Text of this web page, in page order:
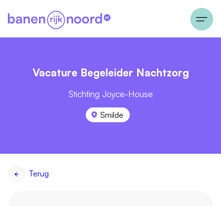
Vacature Begeleider Nachtzorg
Stichting Joyce-House
Smilde
Terug